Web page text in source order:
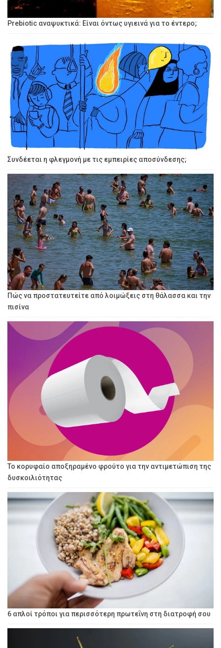
Prebiotic αναψυκτικά: Είναι όντως υγιεινά για το έντερο;
Συνδέεται η φλεγμονή με τις εμπειρίες αποσύνδεσης;
Πώς να προστατευτείτε από λοιμώξεις στη θάλασσα και την
πισίνα
Το κορυφαίο αποξηραμένο φρούτο για την αντιμετώπιση της
δυσκοιλιότητας
6 απλοί τρόποι για περισσότερη πρωτεΐνη στη διατροφή σου